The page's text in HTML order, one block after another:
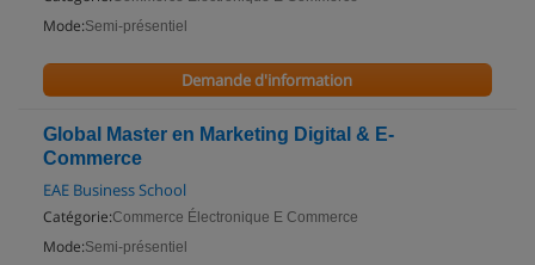
Mode:Semi-présentiel
Demande d'information
Global Master en Marketing Digital & E-
Commerce
EAE Business School
Catégorie:Commerce Électronique E Commerce
Mode:Semi-présentiel